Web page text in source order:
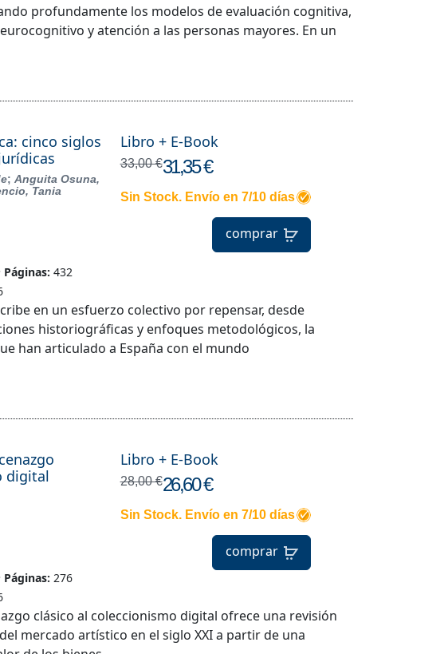
profundamente los modelos de evaluación cognitiva,
y atención a las personas mayores. En un
cinco siglos
;Anguita Osuna,
Tania
Páginas: 432
Libro + E-Book
33,00 €31,35 €
Sin Stock. Envío en 7/10 días
comprar
en un esfuerzo colectivo por repensar, desde
historiográficas y enfoques metodológicos, la
han articulado a España con el mundo
digital
Páginas: 276
Libro + E-Book
28,00 €26,60 €
Sin Stock. Envío en 7/10 días
comprar
clásico al coleccionismo digital ofrece una revisión
mercado artístico en el siglo XXI a partir de una